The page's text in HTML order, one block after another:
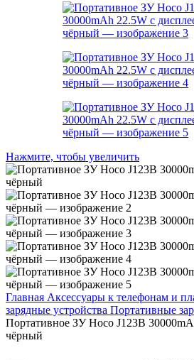
Нажмите, чтобы увеличить
Главная Аксессуары к телефонам и
зарядные устройства Портативные
Портативное ЗУ Hoco J123B
чёрный